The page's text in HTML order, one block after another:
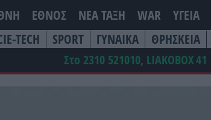
ΕΘΝΟΣ ΝΕΑ ΤΆΞΗ WAR ΥΓΕΙΑ
TECH SPORT ΓΥΝΑΙΚΑ ΘΡΗΣΚΕΙΑ
Στο 2310 521010, LIAKOBOX41